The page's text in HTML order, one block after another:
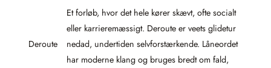
Deroute
Et forløb, hvor det hele kører skævt, ofte socialt
eller karrieremæssigt. Deroute er veets glidetur
nedad, undertiden selvforstærkende. Låneordet
har moderne klang og bruges bredt om fald,